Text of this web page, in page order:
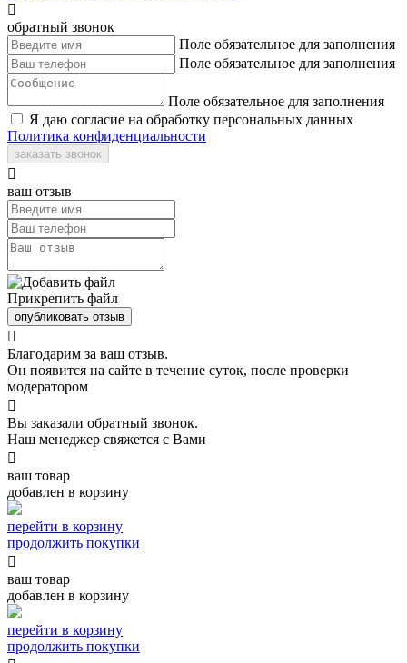

обратный звонок
Поле обязательное для заполнения
Поле обязательное для заполнения
Поле обязательное для заполнения
Я даю согласие на обработку персональных данных
Политика конфиденциальности
заказать звонок

ваш отзыв
Прикрепить файл
опубликовать отзыв

Благодарим за ваш отзыв.
Он появится на сайте в течение суток, после проверки
модератором

Вы заказали обратный звонок.
Наш менеджер свяжется с Вами

ваш товар
добавлен в корзину
перейти в корзину
продолжить покупки

ваш товар
добавлен в корзину
перейти в корзину
продолжить покупки